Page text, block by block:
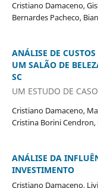
Cristiano Damaceno,
Bernardes Pacheco,
ANÁLISE DE
UM SALÃO DE
SC
UM ESTUDO DE CASO
Cristiano Damaceno,
Cristina Borini
ANÁLISE DA
INVESTIMENTO
Cristiano Damaceno,